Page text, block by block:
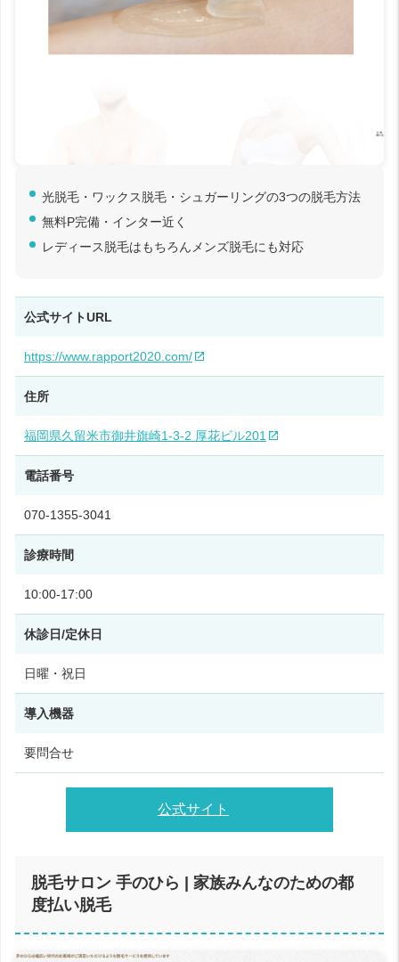
光脱毛・ワックス脱毛・シュガーリングの3つの脱毛方法
無料P完備・インター近く
レディース脱毛はもちろんメンズ脱毛にも対応
公式サイトURL
https://www.rapport2020.com/
住所
福岡県久留米市御井旗崎1‑3‑2 厚花ビル201
電話番号
070-1355-3041
診療時間
10:00‑17:00
休診日/定休日
日曜・祝日
導入機器
要問合せ
公式サイト
脱毛サロン 手のひら | 家族みんなのための都
度払い脱毛